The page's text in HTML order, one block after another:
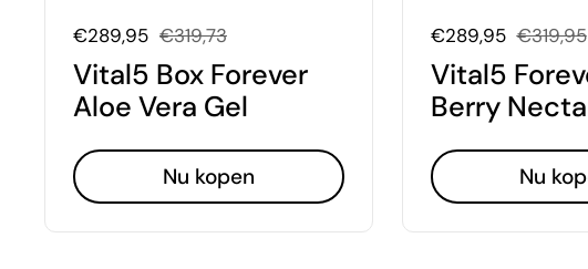
Uitverkoopprijs:
€289,95 Normale prijs:
€319,73
Vital5 Box Forever
Aloe Vera Gel
Nu kopen
Uitverkoopprijs:
€289,95 Normale
€319,95
Vital5
Berry
Nu